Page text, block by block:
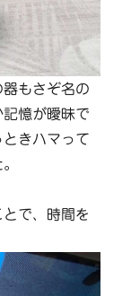
もさぞ名の
憶が曖昧で
きハマって
で、時間を